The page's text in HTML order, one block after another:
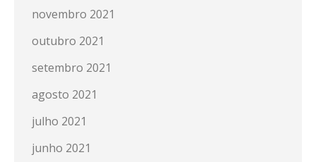
novembro 2021
outubro 2021
setembro 2021
agosto 2021
julho 2021
junho 2021